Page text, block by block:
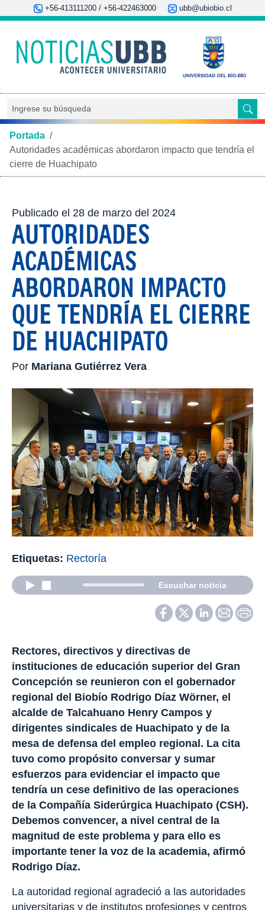
+56-413111200 / +56-422463000 ubb@ubiobio.cl
Portada /
Autoridades académicas abordaron impacto que tendría el
cierre de Huachipato
Publicado el 28 de marzo del 2024
AUTORIDADES
ACADÉMICAS
ABORDARON IMPACTO
QUE TENDRÍA EL CIERRE
DE HUACHIPATO
Por Mariana Gutiérrez Vera
Etiquetas: Rectoría
Escuchar noticia
Rectores, directivos y directivas de
instituciones de educación superior del Gran
Concepción se reunieron con el gobernador
regional del Biobío Rodrigo Díaz Wörner, el
alcalde de Talcahuano Henry Campos y
dirigentes sindicales de Huachipato y de la
mesa de defensa del empleo regional. La cita
tuvo como propósito conversar y sumar
esfuerzos para evidenciar el impacto que
tendría un cese definitivo de las operaciones
de la Compañía Siderúrgica Huachipato (CSH).
Debemos convencer, a nivel central de la
magnitud de este problema y para ello es
importante tener la voz de la academia, afirmó
Rodrigo Díaz.
La autoridad regional agradeció a las autoridades
universitarias y de institutos profesiones y centros